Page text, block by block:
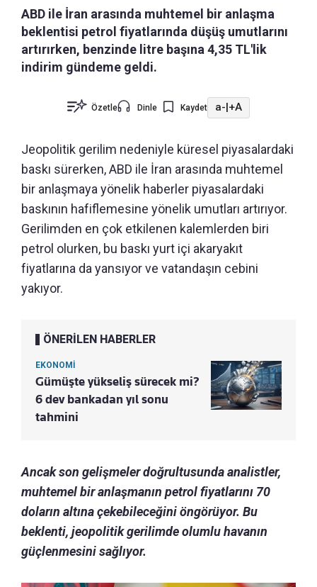
ABD ile İran arasında muhtemel bir anlaşma
beklentisi petrol fiyatlarında düşüş umutlarını
artırırken, benzinde litre başına 4,35 TL'lik
indirim gündeme geldi.
Özetle Dinle Kaydet a- +A
Jeopolitik gerilim nedeniyle küresel piyasalardaki
baskı sürerken, ABD ile İran arasında muhtemel
bir anlaşmaya yönelik haberler piyasalardaki
baskının hafiflemesine yönelik umutları artırıyor.
Gerilimden en çok etkilenen kalemlerden biri
petrol olurken, bu baskı yurt içi akaryakıt
fiyatlarına da yansıyor ve vatandaşın cebini
yakıyor.
ÖNERİLEN HABERLER
EKONOMİ
Gümüşte yükseliş sürecek mi?
6 dev bankadan yıl sonu
tahmini
Ancak son gelişmeler doğrultusunda analistler,
muhtemel bir anlaşmanın petrol fiyatlarını 70
doların altına çekebileceğini öngörüyor. Bu
beklenti, jeopolitik gerilimde olumlu havanın
güçlenmesini sağlıyor.